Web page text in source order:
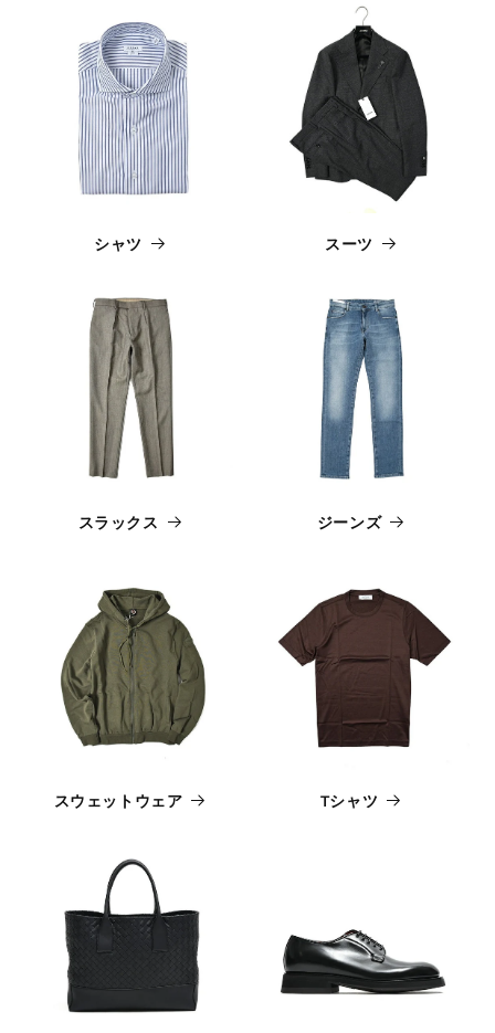
シャツ スーツ
スラックス ジーンズ
スウェットウェア Tシャツ